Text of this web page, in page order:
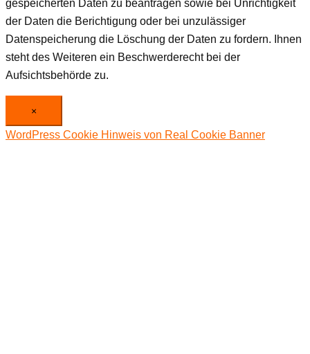
gespeicherten Daten zu beantragen sowie bei Unrichtigkeit
der Daten die Berichtigung oder bei unzulässiger
Datenspeicherung die Löschung der Daten zu fordern. Ihnen
steht des Weiteren ein Beschwerderecht bei der
Aufsichtsbehörde zu.
×
WordPress Cookie Hinweis von Real Cookie Banner